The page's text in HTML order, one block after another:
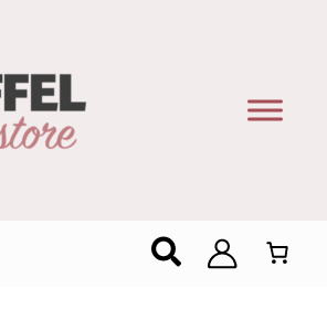
Zoeken